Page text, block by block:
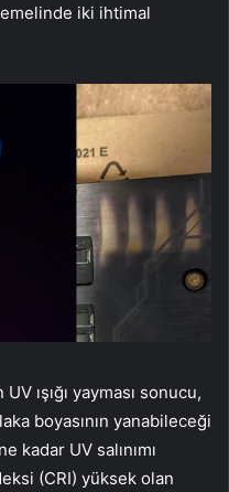
iki ihtimal
UV ışığı yayması sonucu,
boyasının yanabileceği
kadar UV salınımı
(CRI) yüksek olan